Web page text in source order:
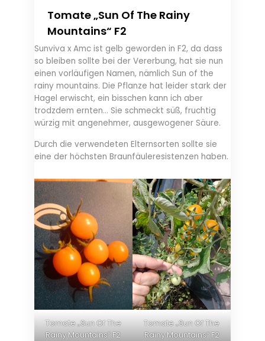
Tomate „Sun Of The Rainy
Mountains“ F2
Sunviva x Amc ist gelb geworden in F2, da dass
so bleiben sollte bei der Vererbung, hat sie nun
einen vorläufigen Namen, nämlich Sun of the
rainy mountains. Die Pflanze hat leider stark der
Hagel erwischt, ein bisschen kann ich aber
trodzdem ernten… Sie schmeckt süß, fruchtig
würzig mit angenehmer, ausgewogener Säure.
Durch die verwendeten Elternsorten sollte sie
eine der höchsten Braunfäuleresistenzen haben.
Tomate „Sun Of The
Rainy Mountains“ F2
Tomate „Sun Of The
Rainy Mountains“ F2